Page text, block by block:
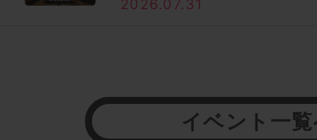
2026.07.31
イベント一